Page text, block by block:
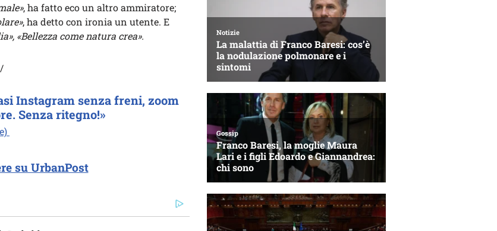
, ha fatto eco un altro ammiratore;
, ha detto con ironia un utente. E
«Bellezza come natura crea».
Instagram senza freni, zoom
Senza ritegno!»
su UrbanPost